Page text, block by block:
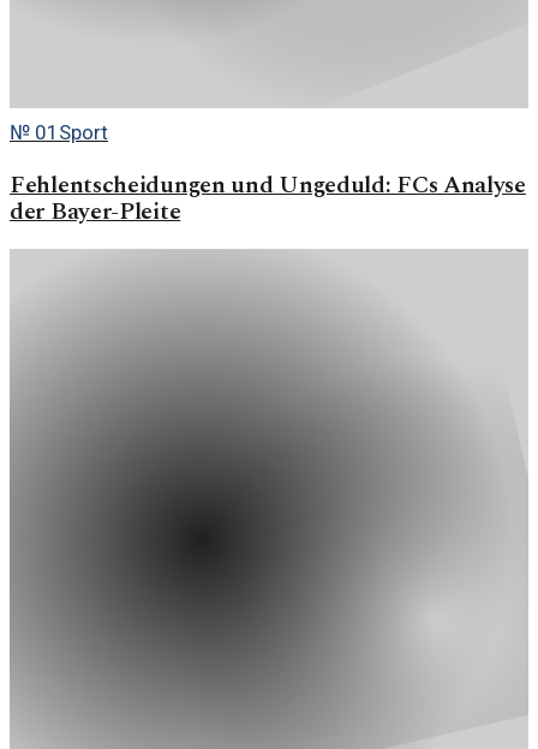
№ 01 Sport
Fehlentscheidungen und Ungeduld: FCs Analyse
der Bayer-Pleite